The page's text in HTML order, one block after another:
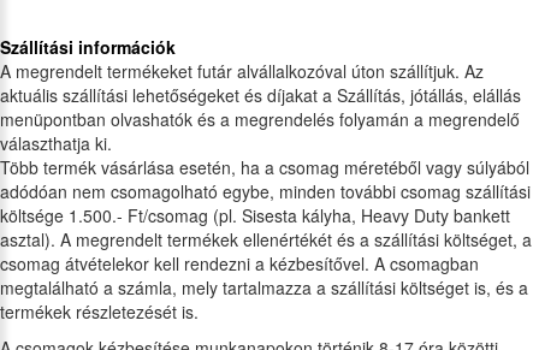
Szállítási információk
A megrendelt termékeket futár alvállalkozóval úton szállítjuk. Az
aktuális szállítási lehetőségeket és díjakat a Szállítás, jótállás, elállás
menüpontban olvashatók és a megrendelés folyamán a megrendelő
választhatja ki.
Több termék vásárlása esetén, ha a csomag méretéből vagy súlyából
adódóan nem csomagolható egybe, minden további csomag szállítási
költsége 1.500.- Ft/csomag (pl. Sisesta kályha, Heavy Duty bankett
asztal). A megrendelt termékek ellenértékét és a szállítási költséget, a
csomag átvételekor kell rendezni a kézbesítővel. A csomagban
megtalálható a számla, mely tartalmazza a szállítási költséget is, és a
termékek részletezését is.